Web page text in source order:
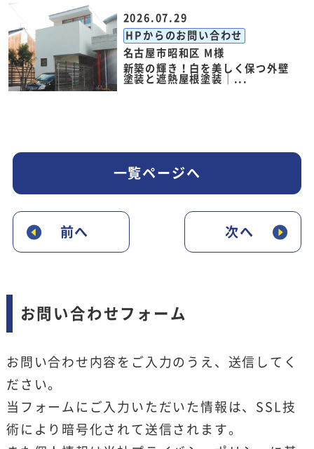
2026.07.29
HPからのお問い合わせ
名古屋市昭和区 M様
新築の輝き！白を美しく保つ外壁
塗装と遮熱屋根塗装｜...
前へ
一覧ページへ
次へ
お問い合わせフォーム
お問い合わせ内容をご入力のうえ、送信してく
ださい。
当フォームにご入力いただいた情報は、SSL技
術により暗号化されて送信されます。